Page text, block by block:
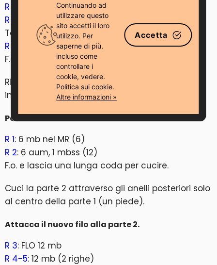
R 11
: (1 mb, dim) * 6 (12)
R 12-14
: 12 mb (3 righe)
Terminare il riempimento.
R 15
: (dim) * 6 (6)
F.o.
Ricama gli artigli sulle dita dei piedi con filo
interdentale nero.
Parte 2
R 1: 6 mb nel MR (6)
R 2: 6 aum, 1 mbss (12)
F.o. e lascia una lunga coda per cucire.
Cuci la parte 2 attraverso gli anelli posteriori solo
al centro della parte 1 (un piede).
Attacca il nuovo filo alla parte 2.
R 3: FLO 12 mb
R 4-5: 12 mb (2 righe)
Continuando ad
utilizzare questo
sito accetti il ​​loro
utilizzo. Per
saperne di più,
incluso come
controllare i
cookie, vedere.
Politica sui cookie.
Altre informazioni »
Accetta